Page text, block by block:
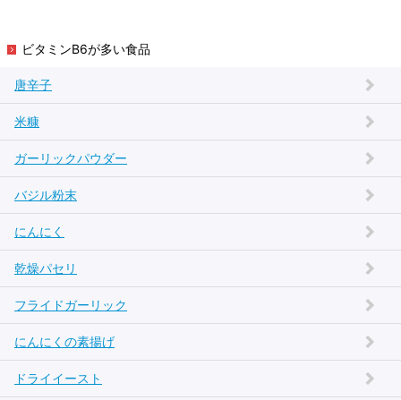
ビタミンB6が多い食品
唐辛子
米糠
ガーリックパウダー
バジル粉末
にんにく
乾燥パセリ
フライドガーリック
にんにくの素揚げ
ドライイースト